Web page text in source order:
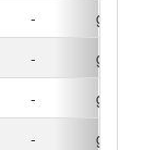
-
g
-
g
-
g
-
g